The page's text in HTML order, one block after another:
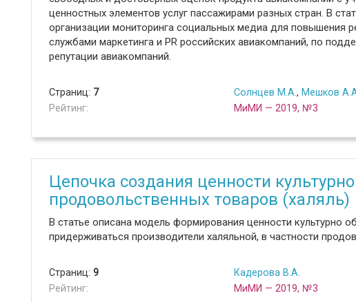
ценностных элементов услуг пассажирами разных стран. В
организации мониторинга социальных медиа для повышения
службами маркетинга и PR российских авиакомпаний, по
репутации авиакомпаний.
Страниц: 7
Рейтинг:
Солнцев М.А. , Мешков
МиМИ — 2019, №3
Цепочка создания ценности
продовольственных товаров (халяль)
В статье описана модель формирования ценности культурно
придерживаться производители халяльной, в частности
Страниц: 9
Рейтинг:
Кадерова В.А.
МиМИ — 2019, №3